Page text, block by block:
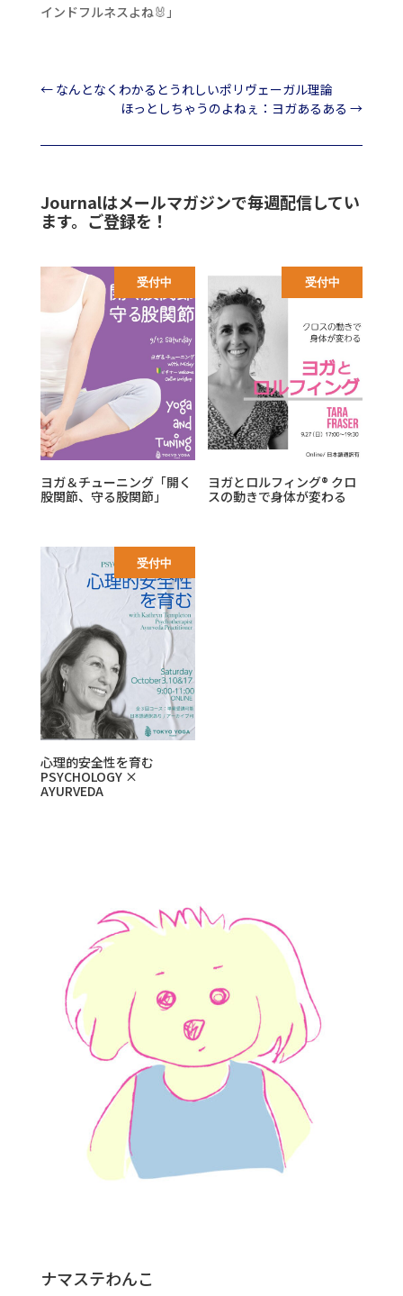
インドフルネスよね🐰」
← なんとなくわかるとうれしいポリヴェーガル理論
ほっとしちゃうのよねぇ：ヨガあるある →
Journalはメールマガジンで毎週配信してい
ます。ご登録を！
受付中
ヨガ＆チューニング「開く
股関節、守る股関節」
受付中
ヨガとロルフィング® クロ
スの動きで身体が変わる
受付中
心理的安全性を育む
PSYCHOLOGY ×
AYURVEDA
ナマステわんこ